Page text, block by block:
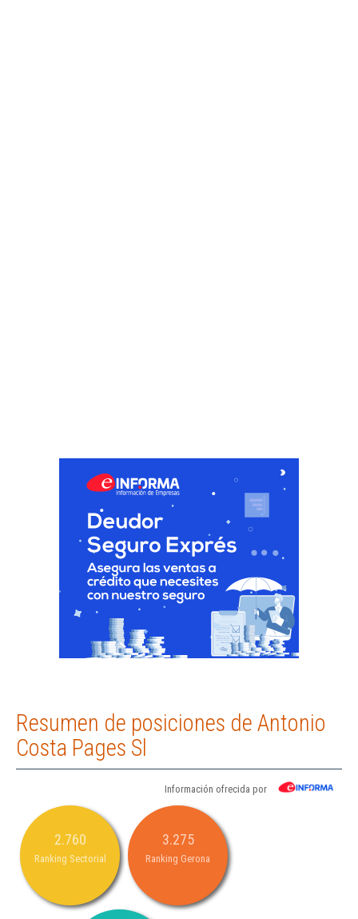
Resumen de posiciones de Antonio
Costa Pages Sl
Información ofrecida por
2.760
Ranking Sectorial
3.275
Ranking Gerona